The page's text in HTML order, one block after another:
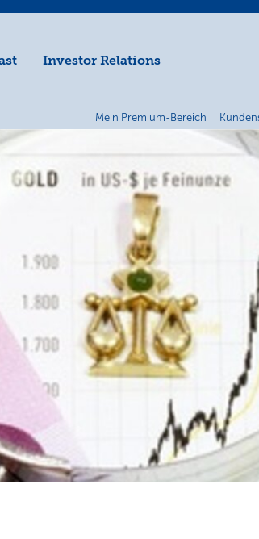
Investor Relations
Mein Premium-Bereich